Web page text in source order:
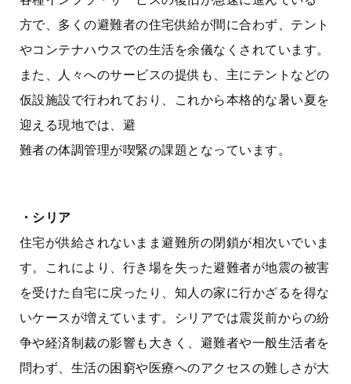
方で、多くの避難者の住宅供給が間に合わず、テント
やコンテナハウスでの生活を余儀なくされています。
また、人々へのサービスの提供も、主にテントなどの
仮設施設で行われており、これから本格的な暑い夏を
迎える現地では、避
難者の体調管理が喫緊の課題となっています。
・シリア
住宅が供給されないまま避難所の閉鎖が相次いでいま
す。これにより、行き場を失った避難者が地震の被害
を受けた自宅に戻ったり、知人の家に行かざるを得な
いケースが増えています。シリアでは震災前からの紛
争や経済制裁の影響も大きく、避難者や一般生活者を
問わず、生活の困窮や医療へのアクセスの難しさが大